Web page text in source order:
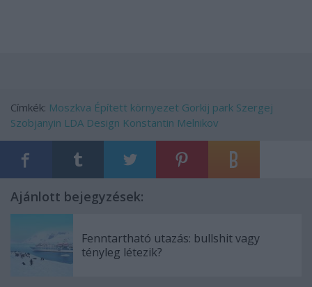
Címkék: Moszkva Épített környezet Gorkij park Szergej
Szobjanyin LDA Design Konstantin Melnikov
Ajánlott bejegyzések:
Fenntartható utazás: bullshit vagy
tényleg létezik?